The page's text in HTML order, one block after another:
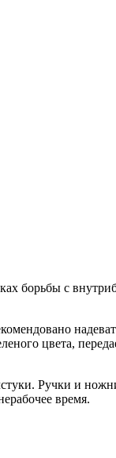
борьбы с
цвета,
Ручки и
время.